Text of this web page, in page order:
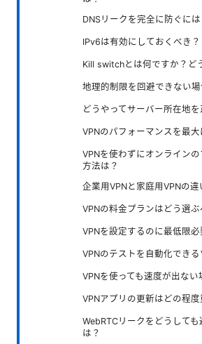
DNSリークを完全に防ぐに
IPv6は有効にしておくべき？
Kill switchとは何ですか？ど
地理的制限を回避できない
どうやってサーバー所在地
VPNのパフォーマンスを最大
VPNを使わずにオンライン
方法は？
企業用VPNと家庭用VPNの違
VPNの料金プランはどう選ぶ
VPNを設定するのに最低限必
VPNのテストを自動化できる
VPNを使っても速度が出ない
VPNアプリの更新はどの程度
WebRTCリークをどうして
は？